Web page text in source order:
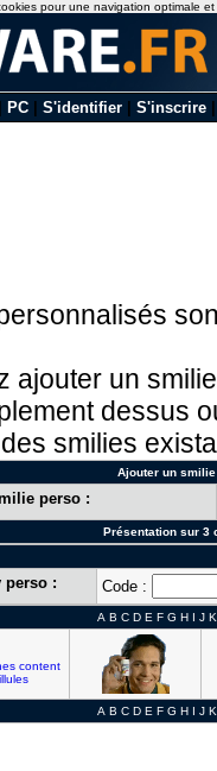
PC S'identifier S'inscrire
ajouter un
dessus
smilies
Ajouter un
perso :
Présentation sur 3
perso : Code :
A B C D E F G H I J K
content
A B C D E F G H I J K
pour une navigation optimale